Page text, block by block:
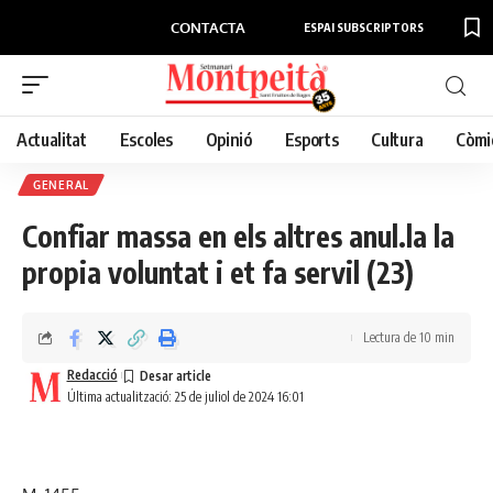
CONTACTA ESPAI SUBSCRIPTORS
Actualitat Escoles Opinió Esports Cultura
GENERAL
Confiar massa en els altres anul.la la
propia voluntat i et fa servil (23)
Última actualització: 25 de juliol de 2024 16:01
Redacció
Lectura de 10 min